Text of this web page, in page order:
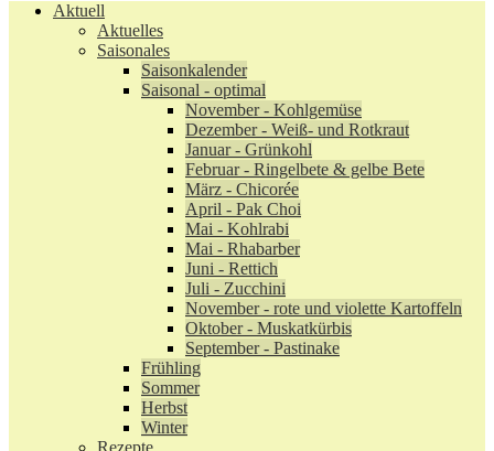
Aktuell
Aktuelles
Saisonales
Saisonkalender
Saisonal - optimal
November - Kohlgemüse
Dezember - Weiß- und Rotkraut
Januar - Grünkohl
Februar - Ringelbete & gelbe Bete
März - Chicorée
April - Pak Choi
Mai - Kohlrabi
Mai - Rhabarber
Juni - Rettich
Juli - Zucchini
November - rote und violette Kartoffeln
Oktober - Muskatkürbis
September - Pastinake
Frühling
Sommer
Herbst
Winter
Rezepte